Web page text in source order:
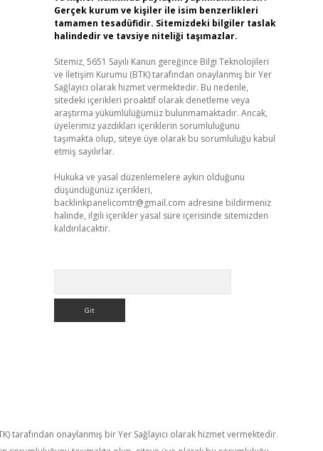
Gerçek kurum ve kişiler ile isim benzerlikleri
tamamen tesadüfidir. Sitemizdeki bilgiler taslak
halindedir ve tavsiye niteliği taşımazlar.
Sitemiz, 5651 Sayılı Kanun gereğince Bilgi Teknolojileri
ve İletişim Kurumu (BTK) tarafından onaylanmış bir Yer
Sağlayıcı olarak hizmet vermektedir. Bu nedenle,
sitedeki içerikleri proaktif olarak denetleme veya
araştırma yükümlülüğümüz bulunmamaktadır. Ancak,
üyelerimiz yazdıkları içeriklerin sorumluluğunu
taşımakta olup, siteye üye olarak bu sorumluluğu kabul
etmiş sayılırlar.
Hukuka ve yasal düzenlemelere aykırı olduğunu
düşündüğünüz içerikleri,
backlinkpanelicomtr@gmail.com adresine bildirmeniz
halinde, ilgili içerikler yasal süre içerisinde sitemizden
kaldırılacaktır.
tarafından onaylanmış bir Yer Sağlayıcı olarak hizmet vermektedir.